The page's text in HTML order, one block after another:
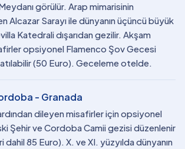
görülür. Arap mimarisinin
Alcazar Sarayı ile dünyanın üçüncü büyük
Katedrali dışarıdan gezilir. Akşam
opsiyonel Flamenco Şov Gecesi
(50 Euro). Geceleme otelde.
- Granada
ardından dileyen misafirler için opsiyonel
Şehir ve Cordoba Camii gezisi düzenlenir
dahil 85 Euro). X. ve XI. yüzyılda dünyanın